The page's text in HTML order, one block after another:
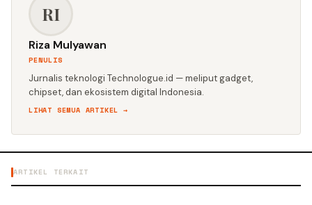
RI
Riza Mulyawan
PENULIS
Jurnalis teknologi Technologue.id — meliput gadget,
chipset, dan ekosistem digital Indonesia.
LIHAT SEMUA ARTIKEL →
ARTIKEL TERKAIT